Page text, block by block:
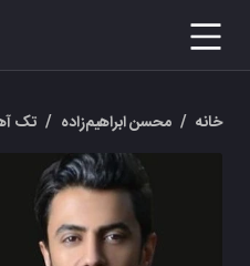
خانه / محسن ابراهیم‌زاده / تک